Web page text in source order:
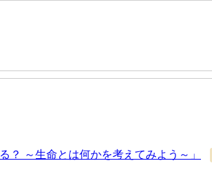
～生命とは何かを考えてみよう～」